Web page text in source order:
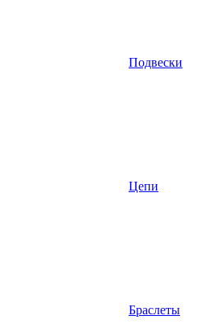
Подвески
Цепи
Браслеты